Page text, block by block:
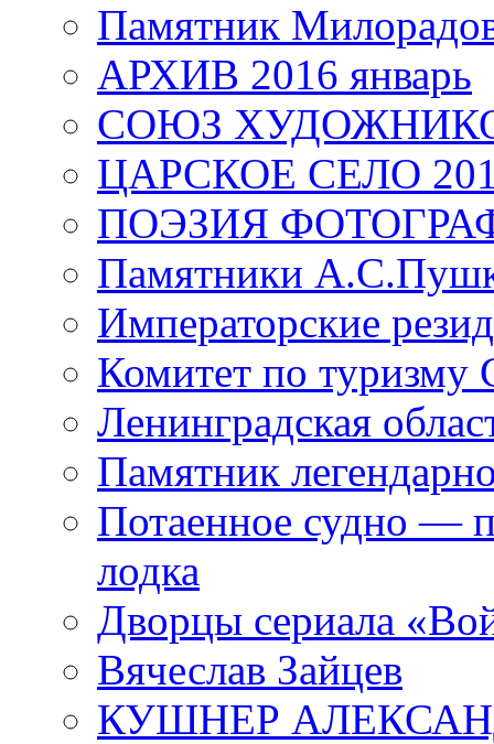
Памятник
АРХИВ 2016 январь
СОЮЗ
ЦАРСКОЕ СЕЛО
ПОЭЗИЯ
Памятники
Императорские
Комитет по туризму
Ленинградская
Памятник
Потаенное судно —
лодка
Дворцы сериала
Вячеслав Зайцев
КУШНЕР